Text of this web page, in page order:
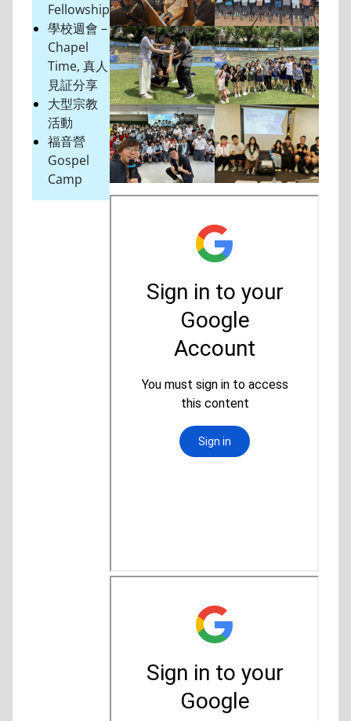
Fellowship
學校週會 –
Chapel
Time, 真人
見証分享
大型宗教
活動
福音營
Gospel
Camp